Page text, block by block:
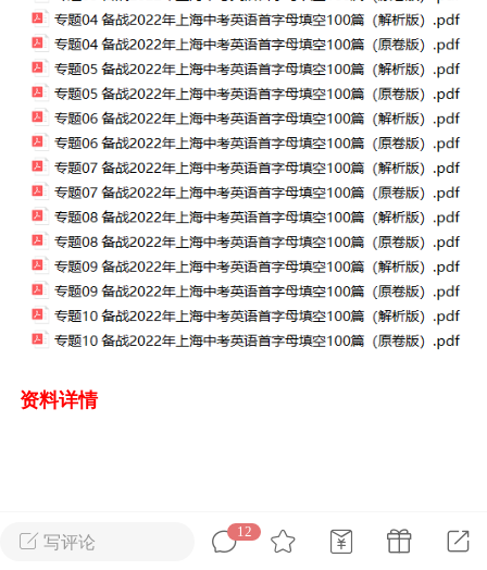
教改新题型—语
专项（附解析）
2026届上海高考英语作文
思维与技巧+讲义
admin 0
上海高考
写评论
12
资料详情